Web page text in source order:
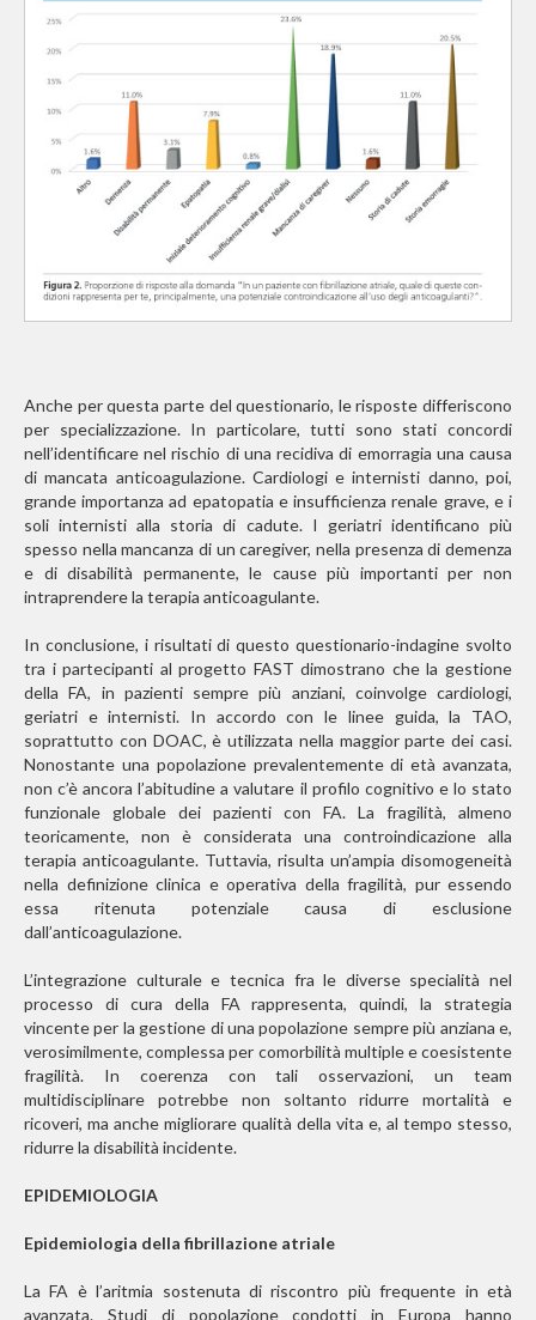
Anche per questa parte del questionario, le risposte differiscono
per specializzazione. In particolare, tutti sono stati concordi
nell’identificare nel rischio di una recidiva di emorragia una causa
di mancata anticoagulazione. Cardiologi e internisti danno, poi,
grande importanza ad epatopatia e insufficienza renale grave, e i
soli internisti alla storia di cadute. I geriatri identificano più
spesso nella mancanza di un caregiver, nella presenza di demenza
e di disabilità permanente, le cause più importanti per non
intraprendere la terapia anticoagulante.
In conclusione, i risultati di questo questionario-indagine svolto
tra i partecipanti al progetto FAST dimostrano che la gestione
della FA, in pazienti sempre più anziani, coinvolge cardiologi,
geriatri e internisti. In accordo con le linee guida, la TAO,
soprattutto con DOAC, è utilizzata nella maggior parte dei casi.
Nonostante una popolazione prevalentemente di età avanzata,
non c’è ancora l’abitudine a valutare il profilo cognitivo e lo stato
funzionale globale dei pazienti con FA. La fragilità, almeno
teoricamente, non è considerata una controindicazione alla
terapia anticoagulante. Tuttavia, risulta un’ampia disomogeneità
nella definizione clinica e operativa della fragilità, pur essendo
essa ritenuta potenziale causa di esclusione
dall’anticoagulazione.
L’integrazione culturale e tecnica fra le diverse specialità nel
processo di cura della FA rappresenta, quindi, la strategia
vincente per la gestione di una popolazione sempre più anziana e,
verosimilmente, complessa per comorbilità multiple e coesistente
fragilità. In coerenza con tali osservazioni, un team
multidisciplinare potrebbe non soltanto ridurre mortalità e
ricoveri, ma anche migliorare qualità della vita e, al tempo stesso,
ridurre la disabilità incidente.
EPIDEMIOLOGIA
Epidemiologia della fibrillazione atriale
La FA è l’aritmia sostenuta di riscontro più frequente in età
avanzata. Studi di popolazione condotti in Europa hanno